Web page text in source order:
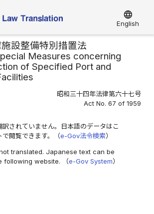
language
English
設整備特別措置法
Measures concerning
of Specified Port and
昭和三十四年法律第六十七号
Act No. 67 of 1959
訳されていません。日本語のデータはこ
で閲覧できます。（e-Gov法令検索）
translated. Japanese text can be
following website. （e-Gov System）